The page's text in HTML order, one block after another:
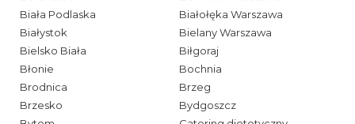
Biała Podlaska
Białołęka Warszawa
Białystok
Bielany Warszawa
Bielsko Biała
Biłgoraj
Błonie
Bochnia
Brodnica
Brzeg
Brzesko
Bydgoszcz